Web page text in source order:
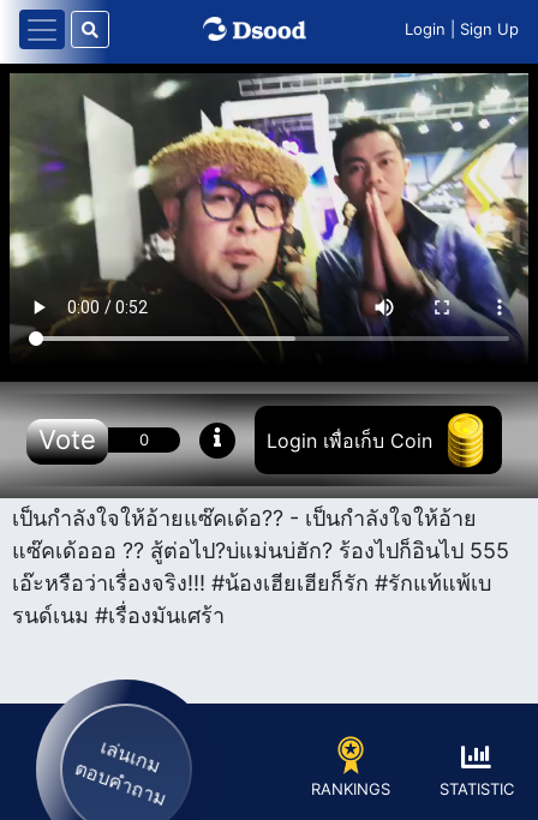
Login Sign Up
Vote 0 Login เพื่อเก็บ Coin
เป็นกำลังใจให้อ้ายแซ๊คเด้อ?? - เป็นกำลังใจให้อ้าย
แซ๊คเด้อออ ?? สู้ต่อไป?บ่แม่นบ่ฮัก? ร้องไปก็อินไป 555
เอ๊ะหรือว่าเรื่องจริง!!! #น้องเฮียเฮียก็รัก #รักแท้แพ้เบ
รนด์เนม #เรื่องมันเศร้า
เล่นเกม
ตอบคำถาม RANKINGS STATISTIC